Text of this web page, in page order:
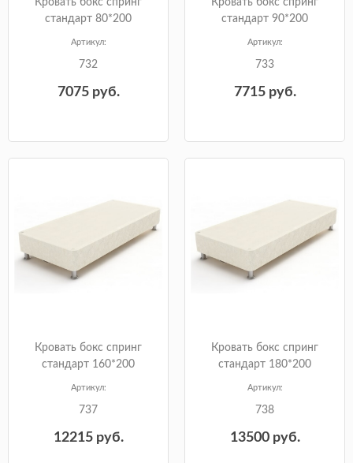
стандарт 80*200
Артикул:
732
7075руб.
стандарт 90*200
Артикул:
733
7715руб.
Кровать бокс спринг
стандарт 160*200
Артикул:
737
12215руб.
Кровать бокс спринг
стандарт 180*200
Артикул:
738
13500руб.